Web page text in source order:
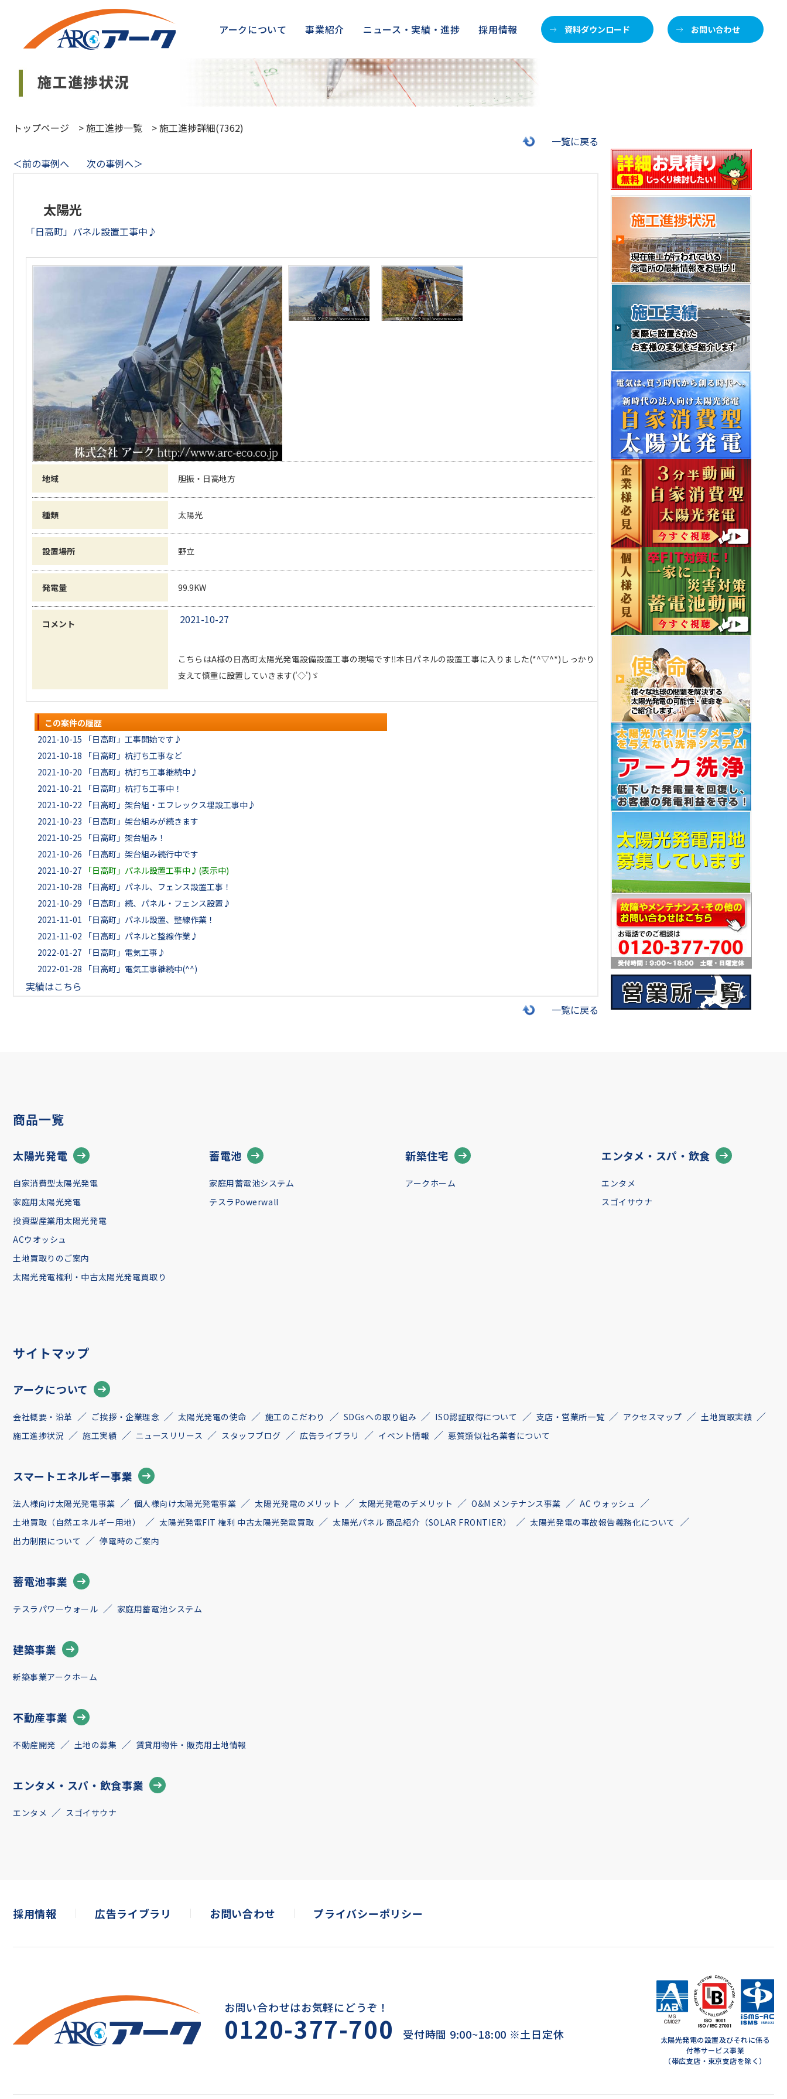
アークについて 事業紹介 ニュース・実績・進捗 採用情報 資料ダウンロード お問い合わせ
トップページ >施工進捗一覧 >施工進捗詳細(7362)
一覧に戻る
＜前の事例へ
次の事例へ＞
太陽光
「日高町」パネル設置工事中♪
地域 胆振・日高地方
種類 太陽光
設置場所 野立
発電量 99.9KW
コメント 2021-10-27
こちらはA様の日高町太陽光発電設備設置工事の現場です‼本日パネルの設置工事に入りました(*^▽^*)しっかり
支えて慎重に設置していきます('◇')ゞ
この案件の履歴
2021-10-15
「日高町」工事開始です♪
2021-10-18
「日高町」杭打ち工事など
2021-10-20
「日高町」杭打ち工事継続中♪
2021-10-21
「日高町」杭打ち工事中！
2021-10-22
「日高町」架台組・エフレックス埋設工事中♪
2021-10-23
「日高町」架台組みが続きます
2021-10-25
「日高町」架台組み！
2021-10-26
「日高町」架台組み続行中です
2021-10-27
「日高町」パネル設置工事中♪(表示中)
2021-10-28
「日高町」パネル、フェンス設置工事！
2021-10-29
「日高町」続、パネル・フェンス設置♪
2021-11-01
「日高町」パネル設置、整線作業！
2021-11-02
「日高町」パネルと整線作業♪
2022-01-27
「日高町」電気工事♪
2022-01-28
「日高町」電気工事継続中(^^)
実績はこちら
一覧に戻る
商品一覧
太陽光発電
自家消費型太陽光発電
家庭用太陽光発電
投資型産業用太陽光発電
ACウオッシュ
土地買取りのご案内
太陽光発電権利・中古太陽光発電買取り
蓄電池
家庭用蓄電池システム
テスラPowerwall
新築住宅
アークホーム
エンタメ・スパ・飲食
エンタメ
スゴイサウナ
サイトマップ
アークについて
会社概要・沿革 ご挨拶・企業理念 太陽光発電の使命 施工のこだわり SDGsへの取り組み ISO認証取得について 支店・営業所一覧 アクセスマップ
土地買取実績
施工進捗状況
施工実績 ニュースリリース スタッフブログ 広告ライブラリ イベント情報 悪質類似社名業者について
スマートエネルギー事業
法人様向け太陽光発電事業 個人様向け太陽光発電事業 太陽光発電のメリット 太陽光発電のデメリット O&M メンテナンス事業
AC ウォッシュ
土地買取（自然エネルギー用地）
太陽光発電FIT 権利 中古太陽光発電買取 太陽光パネル 商品紹介（SOLAR FRONTIER）
太陽光発電の事故報告義務化について
出力制限について
停電時のご案内
蓄電池事業
テスラパワーウォール 家庭用蓄電池システム
建築事業
新築事業アークホーム
不動産事業
不動産開発 土地の募集 賃貸用物件・販売用土地情報
エンタメ・スパ・飲食事業
エンタメ スゴイサウナ
採用情報 広告ライブラリ お問い合わせ プライバシーポリシー
お問い合わせはお気軽にどうぞ！
0120-377-700 受付時間 9:00~18:00 ※土日定休
太陽光発電の設置及びそれに係る
付帯サービス事業
（帯広支店・東京支店を除く）